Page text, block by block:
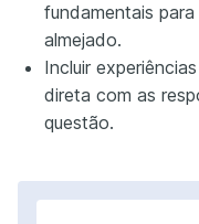
fundamentais
almejado.
Incluir
direta com as
questão.